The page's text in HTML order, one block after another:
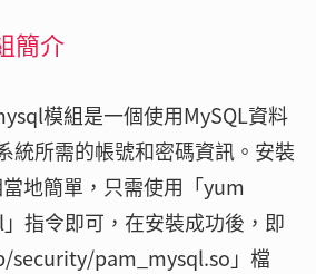
簡介
模組是一個使用MySQL資料
統所需的帳號和密碼資訊。安裝
地簡單，只需使用「yum
指令即可，在安裝成功後，即
security/pam_mysql.so」檔